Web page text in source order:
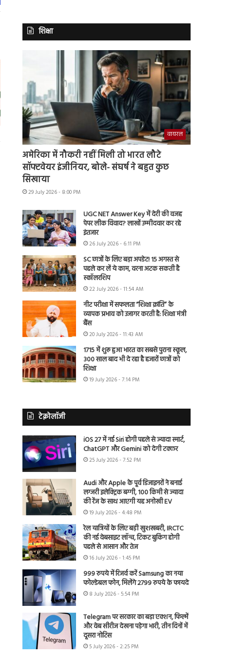
शिक्षा
वायरल
अमेरिका में नौकरी नहीं मिली तो भारत लौटे
सॉफ्टवेयर इंजीनियर, बोले- संघर्ष ने बहुत कुछ
सिखाया
29 July 2026 - 8:00 PM
UGC NET Answer Key में देरी की वजह
पेपर लीक विवाद? लाखों उम्मीदवार कर रहे
इंतजार
26 July 2026 - 6:11 PM
SC छात्रों के लिए बड़ा अपडेट! 15 अगस्त से
पहले कर लें ये काम, वरना अटक सकती है
स्कॉलरशिप
22 July 2026 - 11:54 AM
नीट परीक्षा में सफलता “शिक्षा क्रांति” के
व्यापक प्रभाव को उजागर करती है: शिक्षा मंत्री
बैंस
20 July 2026 - 11:43 AM
1715 में शुरू हुआ भारत का सबसे पुराना स्कूल,
300 साल बाद भी दे रहा है हजारों छात्रों को
शिक्षा
19 July 2026 - 7:14 PM
टेक्नोलॉजी
iOS 27 में नई Siri होगी पहले से ज्यादा स्मार्ट,
ChatGPT और Gemini को देगी टक्कर
25 July 2026 - 7:52 PM
Audi और Apple के पूर्व डिजाइनरों ने बनाई
लग्जरी इलेक्ट्रिक बग्गी, 100 किमी से ज्यादा
की रेंज के साथ आएगी यह अनोखी EV
19 July 2026 - 4:48 PM
रेल यात्रियों के लिए बड़ी खुशखबरी, IRCTC
की नई वेबसाइट लॉन्च, टिकट बुकिंग होगी
पहले से आसान और तेज
16 July 2026 - 1:45 PM
999 रुपये में रिजर्व करें Samsung का नया
फोल्डेबल फोन, मिलेंगे 2799 रुपये के फायदे
8 July 2026 - 5:54 PM
Telegram पर सरकार का बड़ा एक्शन, फिल्में
और वेब सीरीज देखना पड़ेगा भारी, तीन दिनों में
दूसरा नोटिस
5 July 2026 - 2:25 PM